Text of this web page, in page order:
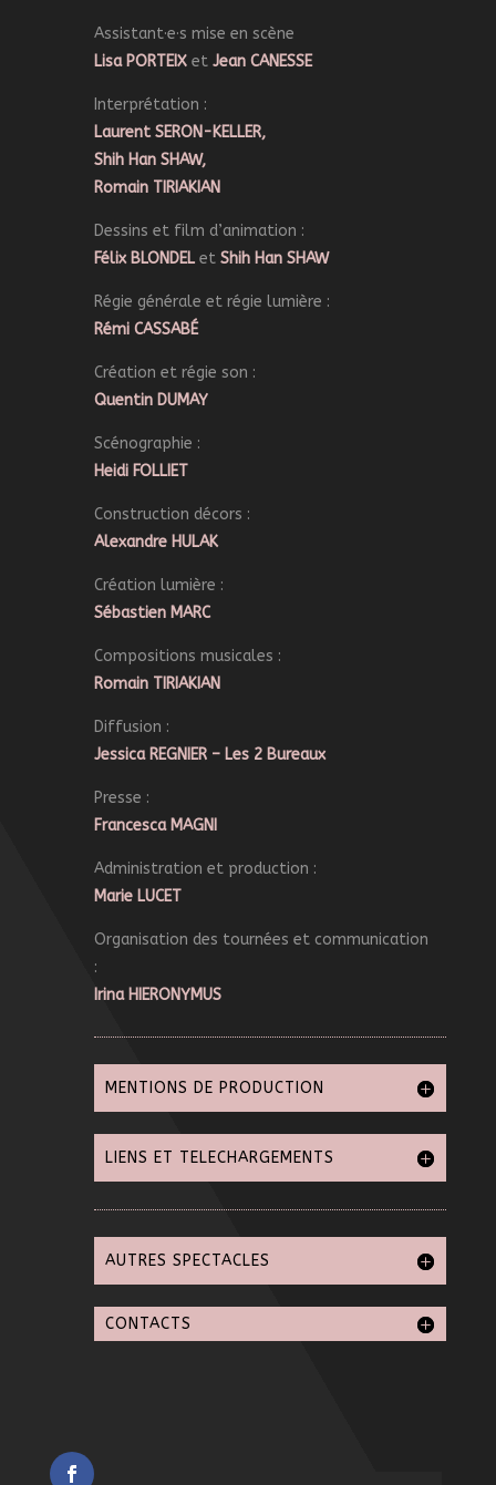
Assistant·e·s mise en scène
Lisa PORTEIXet Jean CANESSE
Interprétation :
Laurent SERON-KELLER,
Shih Han SHAW,
Romain TIRIAKIAN
Dessins et film d’animation :
Félix BLONDELet Shih Han SHAW
Régie générale et régie lumière :
Rémi CASSABÉ
Création et régie son :
Quentin DUMAY
Scénographie :
Heidi FOLLIET
Construction décors :
Alexandre HULAK
Création lumière :
Sébastien MARC
Compositions musicales :
Romain TIRIAKIAN
Diffusion :
JessicaREGNIER – Les 2 Bureaux
Presse :
Francesca MAGNI
Administration et production :
Marie LUCET
Organisation des tournées et communication
:
Irina HIERONYMUS
MENTIONS DE PRODUCTION
LIENS ET TELECHARGEMENTS
AUTRES SPECTACLES
CONTACTS